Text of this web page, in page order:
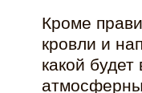
Кроме
кровли и
какой